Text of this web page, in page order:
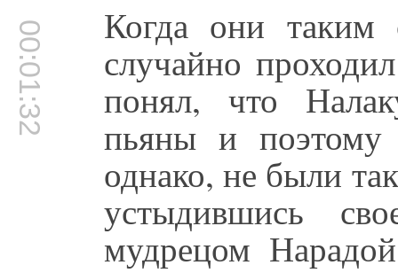
00:01:32 Когда они таким
случайно
понял, что
пьяны и
однако, не были
устыдившись
мудрецом